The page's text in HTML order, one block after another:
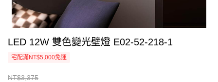
LED 12W 雙色變光壁燈 E02-52-218-1
宅配滿NT$5,000免運
NT$3,375